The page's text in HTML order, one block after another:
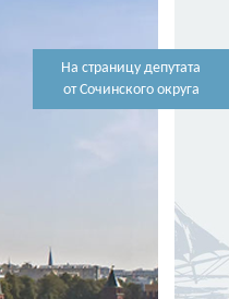
На страницу депутата
от Сочинского округа